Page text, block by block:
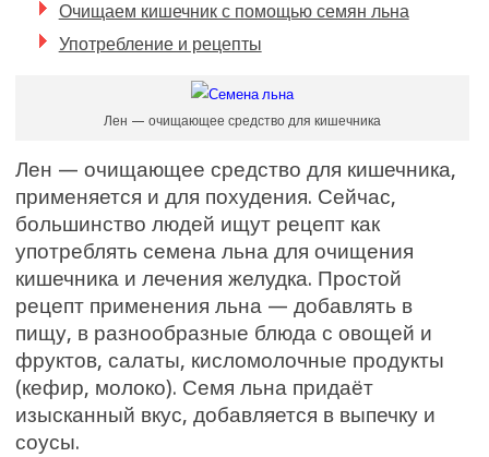
Очищаем кишечник с помощью семян льна
Употребление и рецепты
Лен — очищающее средство для кишечника
Лен — очищающее средство для кишечника,
применяется и для похудения. Сейчас,
большинство людей ищут рецепт как
употреблять семена льна для очищения
кишечника и лечения желудка. Простой
рецепт применения льна — добавлять в
пищу, в разнообразные блюда с овощей и
фруктов, салаты, кисломолочные продукты
(кефир, молоко). Семя льна придаёт
изысканный вкус, добавляется в выпечку и
соусы.